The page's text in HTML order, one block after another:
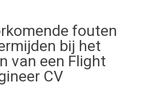
fouten
bij het
van een Flight
CV